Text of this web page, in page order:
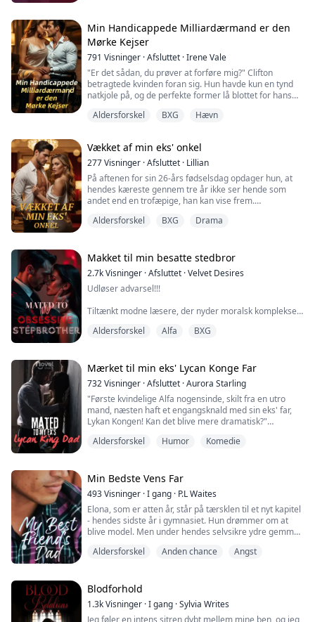
"Shhhhhh.. skat, du stoler på mig, ikke?" spurgte han.
Modent indhold
Dette er et fiktionsværk. Alle navne eller karakterer,
virksomheder eller steder, begivenheder eller
Min Handicappede Milliardærmand er den
Mørke Kejser
791 Visninger ·Afsluttet ·Irene Vale
"Er det sådan, du prøver at forføre mig?" Clifton
betragtede kvinden foran sig. Hun havde kun en tynd
natkjole på, og de perfekte former lå blottet for hans
fast ved mit kraveben, og hans fingre gled ned fra mit
fyldige bryst og videre mellem mine lår.
Jeg blev holdt nede mod sengen ...
Aldersforskel BXG Hævn
Vækket af min eks' onkel
277Visninger ·Afsluttet · Lillian
På aftenen for sin 26-års fødselsdag opdager hun, at
hendes kæreste gennem tre år ikke ser hende som
andet end en trofæpige, han kan vise frem.
For at vække familiens nedarvede evne til at vurdere
Det, hun troede var en pirrende handel, viser sig at
være et chokerende vendepunkt: Manden er inge...
Aldersforskel BXG Drama
Makket til min besatte stedbror
2.7kVisninger ·Afsluttet ·Velvet Desires
Udløser advarsel!!!
Tiltænkt modne læsere, der nyder moralsk komplekse,
mørke romancer, der udfordrer grænser.
Blod overalt. Rystende hænder.
"Nej!" Mine øjne slørede.
Hans livløse øjne stirrede tilbage på mig, hans blod
samlede sig ved mine fødder. Manden, jeg elskede -
død.
mi...
Aldersforskel Alfa BXG
Mærket til min eks' Lycan Konge Far
732Visninger ·Afsluttet ·Aurora Starling
"Første kvindelige Alfa nogensinde, skilt fra en utro
mand, næsten haft et engangsknald med sin eks' far,
Lykan Kongen! Kan det blive mere dramatisk?"
Graces verden blev vendt på hovedet, da hendes mage
varulvehistorien. Nu navigerer hun de hårde bølger af
singlelivet, og næsten ender i armene på sin...
Aldersforskel Humor Komedie
Min Bedste Vens Far
493Visninger ·I gang · P.L Waites
Elona, som er atten år, står på tærsklen til et nyt kapitel
- hendes sidste år i gymnasiet. Hun drømmer om at
blive model. Men under hendes selvsikre ydre gemmer
Crane, hendes bedste vens far.
hr. Crane, en smertefuldt smuk mand, som en
hårdtarbejdende milliardær, et symbol på både suc...
Aldersforskel Anden chance Angst
Blodforhold
1.3kVisninger ·I gang ·Sylvia Writes
Jeg føler en intens sitren dybt mellem mine ben, og jeg